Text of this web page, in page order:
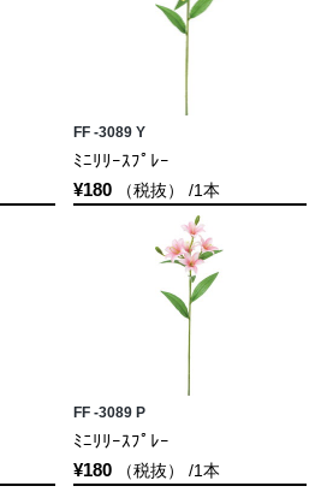
FF -3089 Y
ﾐﾆﾘﾘｰｽﾌﾟﾚｰ
¥180（税抜） /1本
FF -3089 P
ﾐﾆﾘﾘｰｽﾌﾟﾚｰ
¥180（税抜） /1本